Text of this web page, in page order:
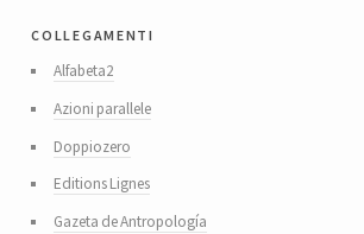
collegamenti
Alfabeta2
Azioni parallele
Doppiozero
Editions Lignes
Gazeta de Antropología